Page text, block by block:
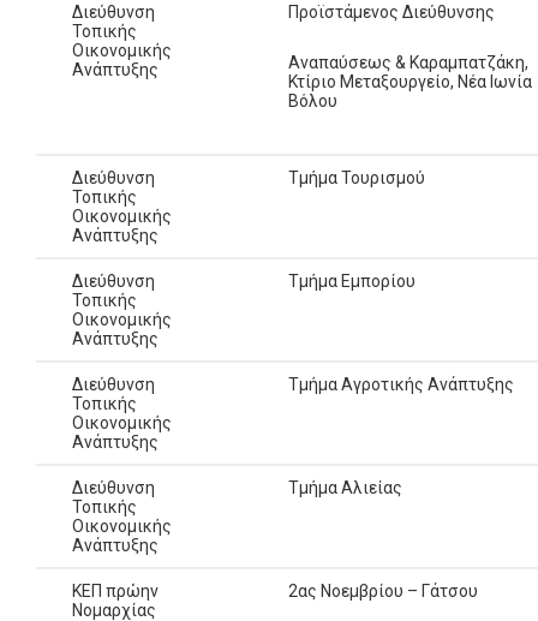
Διεύθυνση
Τοπικής
Οικονομικής
Ανάπτυξης
Προϊστάμενος Διεύθυνσης
Αναπαύσεως & Καραμπατζάκη,
Κτίριο Μεταξουργείο, Νέα Ιωνία
Βόλου
Διεύθυνση
Τοπικής
Οικονομικής
Ανάπτυξης
Τμήμα Τουρισμού
Διεύθυνση
Τοπικής
Οικονομικής
Ανάπτυξης
Τμήμα Εμπορίου
Διεύθυνση
Τοπικής
Οικονομικής
Ανάπτυξης
Τμήμα Αγροτικής Ανάπτυξης
Διεύθυνση
Τοπικής
Οικονομικής
Ανάπτυξης
Τμήμα Αλιείας
ΚΕΠ πρώην
Νομαρχίας
2ας Νοεμβρίου – Γάτσου